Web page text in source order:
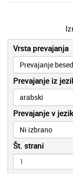
Vrsta prevajanja
Prevajanje
Prevajanje iz
arabski
Prevajanje v jezik
Ni izbrano
Št. strani